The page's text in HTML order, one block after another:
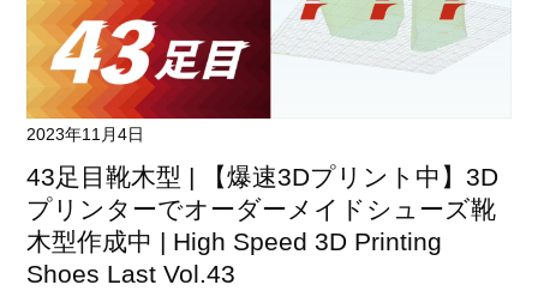
2023年11月4日
43足目靴木型 | 【爆速3Dプリント中】3D
プリンターでオーダーメイドシューズ靴
木型作成中 | High Speed 3D Printing
Shoes Last Vol.43